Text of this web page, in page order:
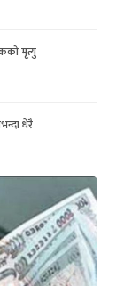
मृत्यु
धेरै